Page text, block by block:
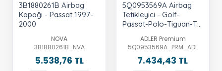
3B1880261B Airbag
Kapağı - Passat 1997-
2000
NOVA
3B1880261B_NVA
5.538,76 TL
5Q0953569A Airbag
Tetikleyici - Golf-
Passat-Polo-Tiguan-T-
Superb-Sca-Octavia
ADLER Premium
5Q0953569A_PRM_ADL
7.434,43 TL